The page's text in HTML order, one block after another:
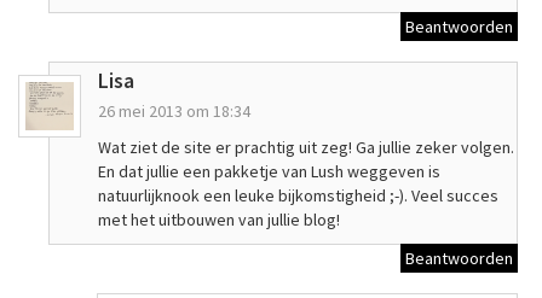
Beantwoorden
Lisa
26 mei 2013 om 18:34
Wat ziet de site er prachtig uit zeg! Ga jullie zeker volgen.
En dat jullie een pakketje van Lush weggeven is
natuurlijknook een leuke bijkomstigheid ;-). Veel succes
met het uitbouwen van jullie blog!
Beantwoorden